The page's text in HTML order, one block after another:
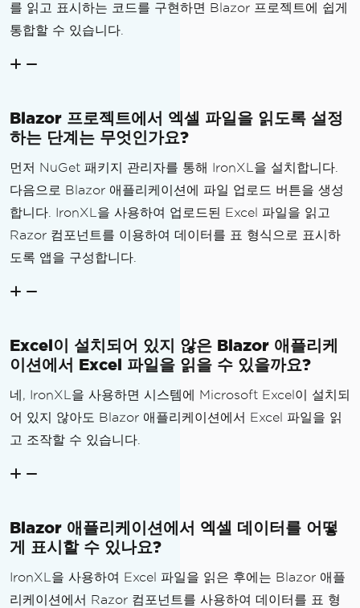
를 읽고 표시하는 코드를 구현하면 Blazor 프로젝트에 쉽게
통합할 수 있습니다.
Blazor 프로젝트에서 엑셀 파일을 읽도록 설정
하는 단계는 무엇인가요?
먼저 NuGet 패키지 관리자를 통해 IronXL을 설치합니다.
다음으로 Blazor 애플리케이션에 파일 업로드 버튼을 생성
합니다. IronXL을 사용하여 업로드된 Excel 파일을 읽고
Razor 컴포넌트를 이용하여 데이터를 표 형식으로 표시하
도록 앱을 구성합니다.
Excel이 설치되어 있지 않은 Blazor 애플리케
이션에서 Excel 파일을 읽을 수 있을까요?
네, IronXL을 사용하면 시스템에 Microsoft Excel이 설치되
어 있지 않아도 Blazor 애플리케이션에서 Excel 파일을 읽
고 조작할 수 있습니다.
Blazor 애플리케이션에서 엑셀 데이터를 어떻
게 표시할 수 있나요?
IronXL을 사용하여 Excel 파일을 읽은 후에는 Blazor 애플
리케이션에서 Razor 컴포넌트를 사용하여 데이터를 표 형